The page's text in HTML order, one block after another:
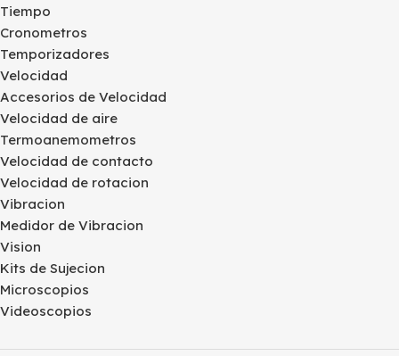
Tiempo
Cronometros
Temporizadores
Velocidad
Accesorios de Velocidad
Velocidad de aire
Termoanemometros
Velocidad de contacto
Velocidad de rotacion
Vibracion
Medidor de Vibracion
Vision
Kits de Sujecion
Microscopios
Videoscopios